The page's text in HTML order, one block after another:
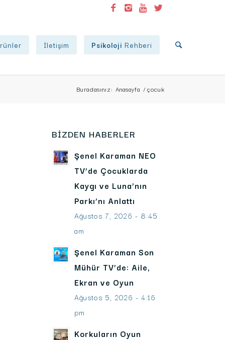
İletişim Psikoloji Rehberi
Buradasınız: Anasayfa /çocuk
BIZDEN HABERLER
Şenel Karaman NEO
TV’de Çocuklarda
Kaygı ve Luna’nın
Parkı’nı Anlattı
Ağustos 7, 2026 - 8:45
am
Şenel Karaman Son
Mühür TV’de: Aile,
Ekran ve Oyun
Ağustos 5, 2026 - 4:16
pm
Korkuların Oyun